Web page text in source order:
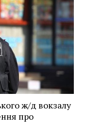
ж/д вокзалу
про